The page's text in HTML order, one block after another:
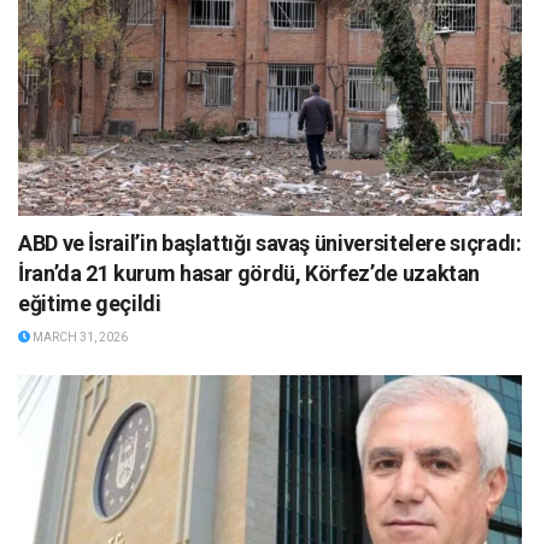
ABD ve İsrail’in başlattığı savaş üniversitelere sıçradı:
İran’da 21 kurum hasar gördü, Körfez’de uzaktan
eğitime geçildi
MARCH 31, 2026